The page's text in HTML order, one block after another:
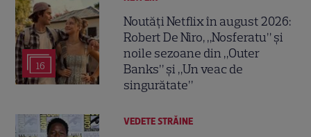
16
Noutăți Netflix în august 2026:
Robert De Niro, „Nosferatu” și
noile sezoane din „Outer
Banks” și „Un veac de
singurătate”
VEDETE STRĂINE